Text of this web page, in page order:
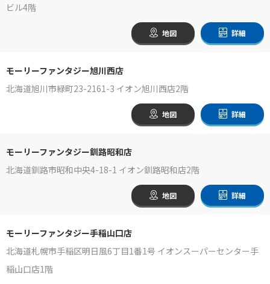
ビル4階
地図 詳細
モーリーファンタジー旭川西店
北海道旭川市緑町23-2161-3 イオン旭川西店2階
地図 詳細
モーリーファンタジー釧路昭和店
北海道釧路市昭和中央4-18-1 イオン釧路昭和店2階
地図 詳細
モーリーファンタジー手稲山口店
北海道札幌市手稲区明日風6丁目1番1号 イオンスーパーセンター手
稲山口店1階